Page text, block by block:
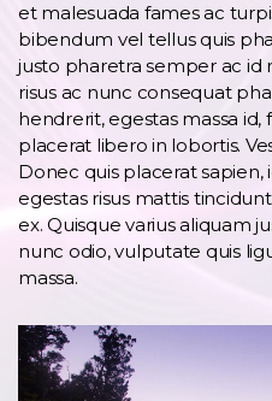
et malesuada fames ac
bibendum vel tellus quis
justo pharetra semper ac id
risus ac nunc consequat
hendrerit, egestas massa
placerat libero in lobortis.
Donec quis placerat
egestas risus mattis
ex. Quisque varius aliquam
nunc odio, vulputate quis
massa.